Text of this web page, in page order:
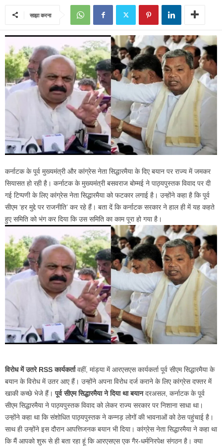
साझा करना
कर्नाटक के पूर्व मुख्यमंत्री और कांग्रेस नेता सिद्धारमैया के दिए बयान पर राज्य में जमकर
सियासत हो रही है। कर्नाटक के मुख्यमंत्री बसवराज बोम्मई ने पाठ्यपुस्तक विवाद पर दी
गई टिप्पणी के लिए कांग्रेस नेता सिद्धारमैया को फटकार लगाई है। उन्होंने कहा है कि पूर्व
सीएम ‘हर मुद्दे पर राजनीति’ कर रहे हैं। बता दें कि कर्नाटक सरकार ने हाल ही में यह कहते
हुए समिति को भंग कर दिया कि उस समिति का काम पूरा हो गया है।
विरोध में उतरे RSS कार्यकर्तावहीं, मांड्या में आरएसएस कार्यकर्ता पूर्व सीएम सिद्धारमैया के
बयान के विरोध में उतर आए हैं। उन्होंने अपना विरोध दर्ज कराने के लिए कांग्रेस दफ्तर में
खाकी कच्छे भेजे हैं।पूर्व सीएम सिद्धारमैया ने दिया था बयानदरअसल, कर्नाटक के पूर्व
सीएम सिद्धारमैया ने पाठ्यपुस्तक विवाद को लेकर राज्य सरकार पर निशाना साधा था।
उन्होंने कहा था कि संशोधित पाठ्यपुस्तक ने कन्नड़ लोगों की भावनाओं को ठेस पहुंचाई है।
साथ ही उन्होंने इस दौरान आपत्तिजनक बयान भी दिया। कांग्रेस नेता सिद्धारमैया ने कहा था
कि मैं आपको शुरू से ही बता रहा हूं कि आरएसएस एक गैर-धर्मनिरपेक्ष संगठन है। क्या